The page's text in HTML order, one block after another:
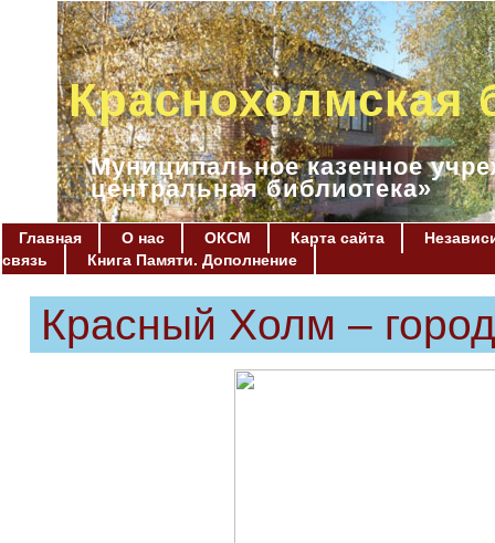
Краснохолмская
Муниципальное казенное
центральная библиотека»
Главная О нас ОКСМ Карта сайта
связь
Книга Памяти. Дополнение
Красный Холм –